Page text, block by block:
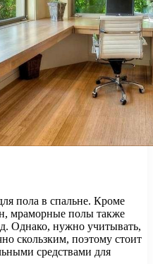
пола в спальне. Кроме
мраморные полы также
Однако, нужно учитывать,
скользким, поэтому стоит
средствами для